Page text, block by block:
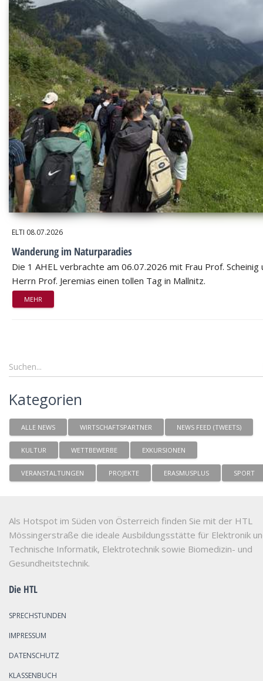
ELTI 08.07.2026
Wanderung im Naturparadies
Die 1 AHEL verbrachte am 06.07.2026 mit Frau Prof. Scheinig
Herrn Prof. Jeremias einen tollen Tag in Mallnitz.
MEHR
Kategorien
ALLE NEWS WIRTSCHAFTSPARTNER NEWS FEED (TWEETS)
KULTUR WETTBEWERBE EXKURSIONEN
VERANSTALTUNGEN PROJEKTE ERASMUSPLUS SPORT
Als Hotspot im Süden von Österreich finden Sie mit der HTL
Mössingerstraße die ideale Ausbildungsstätte für Elektronik
Technische Informatik, Elektrotechnik sowie Biomedizin- und
Gesundheitstechnik.
Die HTL
SPRECHSTUNDEN
IMPRESSUM
DATENSCHUTZ
KLASSENBUCH